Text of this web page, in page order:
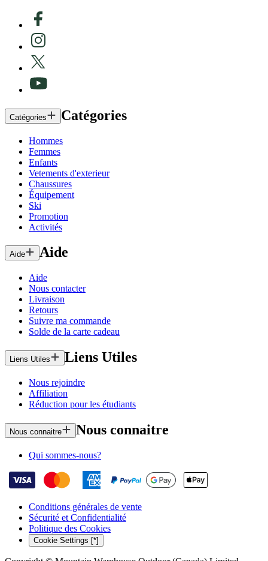
Catégories Catégories
Hommes
Femmes
Enfants
Vetements d'exterieur
Chaussures
Équipement
Ski
Promotion
Activités
Aide Aide
Aide
Nous contacter
Livraison
Retours
Suivre ma commande
Solde de la carte cadeau
Liens Utiles Liens Utiles
Nous rejoindre
Affiliation
Réduction pour les étudiants
Nous connaitre Nous connaitre
Qui sommes-nous?
Conditions générales de vente
Sécurité et Confidentialité
Politique des Cookies
Cookie Settings [*]